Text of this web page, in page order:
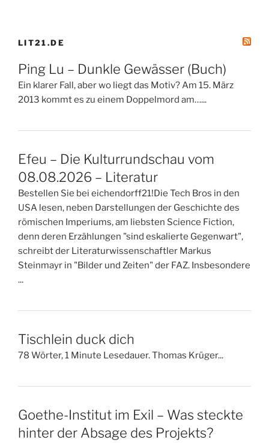
LIT21.DE
Ping Lu – Dunkle Gewässer (Buch)
Ein klarer Fall, aber wo liegt das Motiv? Am 15. März
2013 kommt es zu einem Doppelmord am…...
Efeu – Die Kulturrundschau vom
08.08.2026 – Literatur
Bestellen Sie bei eichendorff21!Die Tech Bros in den
USA lesen, neben Darstellungen der Geschichte des
römischen Imperiums, am liebsten Science Fiction,
denn deren Erzählungen "sind eskalierte Gegenwart",
schreibt der Literaturwissenschaftler Markus
Steinmayr in "Bilder und Zeiten" der FAZ. Insbesondere
...
Tischlein duck dich
78 Wörter, 1 Minute Lesedauer. Thomas Krüger...
Goethe-Institut im Exil – Was steckte
hinter der Absage des Projekts?